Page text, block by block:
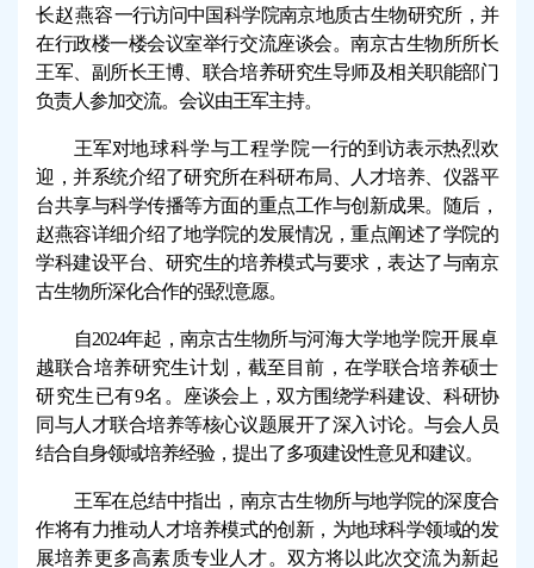
长赵燕容一行访问中国科学院南京地质古生物研究所，并
在行政楼一楼会议室举行交流座谈会。南京古生物所所长
王军
副所长王博
联合培养研究生导师及相关职能部门
负责人参加交流。 会议由王军主持。
王军对地球科学与工程学院一行的到访表示热烈欢
迎，并系统介绍了研究所在科研布局、人才培养、仪器平
台共享与科学传播等方面的重点工作与创新成果。随后，
赵燕容详细介绍了地学院的发展情况，重点阐述了学院的
学科建设平台、研究生的培养模式与要求，表达了与南京
古生物所深化合作的强烈意愿。
自2024年起 ， 南京古生物所与河海大学地学院开展卓
越联合培养研究生计划，截至目前，在学联合培养硕士
研究生已有9名 。 座谈会上 ，双方围绕学科建设、科研协
同与人才联合培养等核心议题展开了深入讨论。与会人员
结合自身领域培养经验， 提出了多项建设性意见和建议。
王军在总结中指出，南京古生物所与地学院的深度合
作将有力推动人才培养模式的创新，为地球科学领域的发
展培养更多高素质专业人才。双方将以此次交流为新起